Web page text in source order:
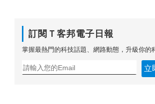
訂閱Ｔ客邦電子日報
掌握最熱門的科技話題、網路動態，升級你的
立